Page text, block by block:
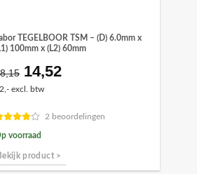
TEGELBOOR TSM – (D) 6.0mm x
100mm x (L2) 60mm
Oorspronkelijke
prijs
€18,15.
14,52
€14,52.
excl. btw
2 beoordelingen
voorraad
product >